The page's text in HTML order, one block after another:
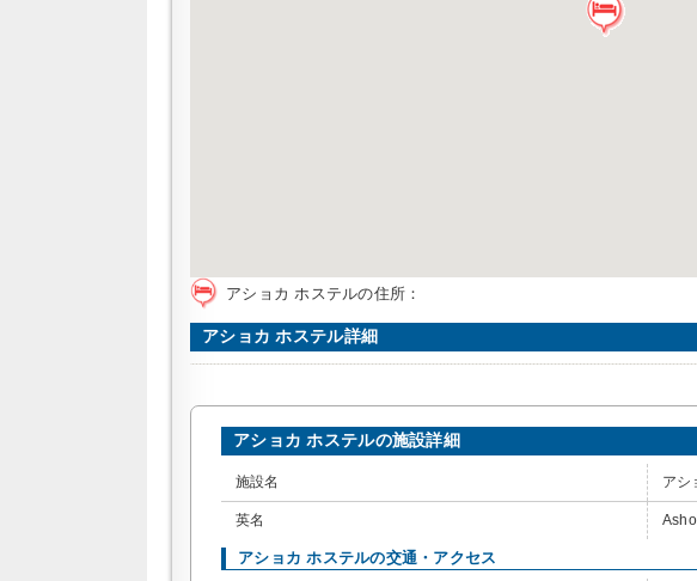
アショカ ホステルの住所：
アショカ ホステル詳細
アショカ ホステルの施設詳細
施設名 アシ
英名
アショカ ホステルの交通・アクセス